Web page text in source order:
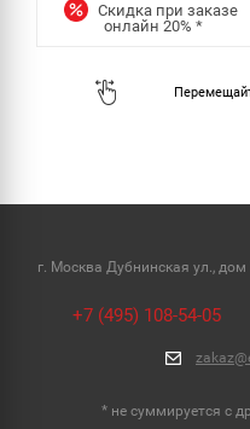
Скидка при заказе
онлайн20%*
г. Москва Дубнинская ул.,
+7 (495) 108-54-05
* не суммируется с